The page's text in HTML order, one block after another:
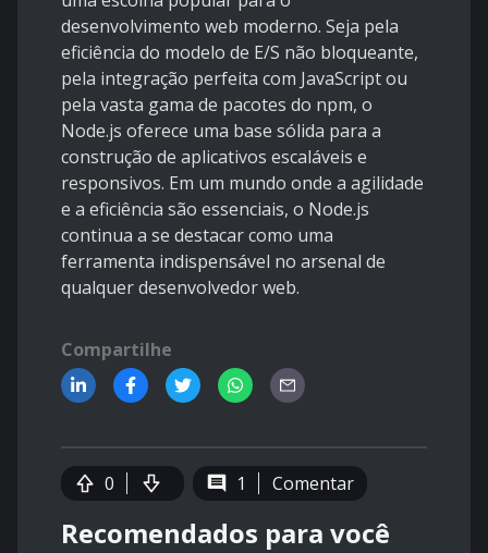
desenvolvimento web moderno. Seja pela
eficiência do modelo de E/S não bloqueante,
pela integração perfeita com JavaScript ou
pela vasta gama de pacotes do npm, o
Node.js oferece uma base sólida para a
construção de aplicativos escaláveis e
responsivos. Em um mundo onde a agilidade
e a eficiência são essenciais, o Node.js
continua a se destacar como uma
ferramenta indispensável no arsenal de
qualquer desenvolvedor web.
Compartilhe
0 1 Comentar
Recomendados para você